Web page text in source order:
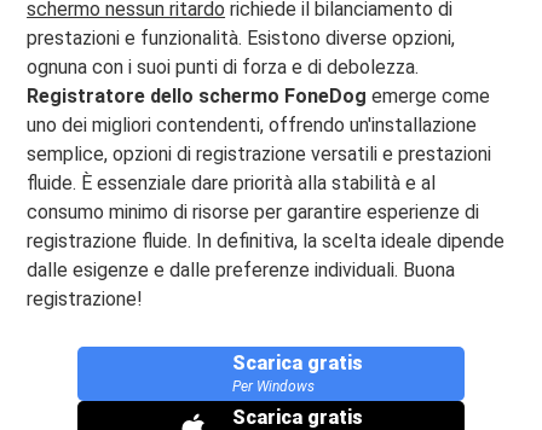
schermo nessun ritardo richiede il bilanciamento di
prestazioni e funzionalità. Esistono diverse opzioni,
ognuna con i suoi punti di forza e di debolezza.
Registratore dello schermo FoneDog emerge come
uno dei migliori contendenti, offrendo un'installazione
semplice, opzioni di registrazione versatili e prestazioni
fluide. È essenziale dare priorità alla stabilità e al
consumo minimo di risorse per garantire esperienze di
registrazione fluide. In definitiva, la scelta ideale dipende
dalle esigenze e dalle preferenze individuali. Buona
registrazione!
Scarica gratis
Per Windows
Scarica gratis